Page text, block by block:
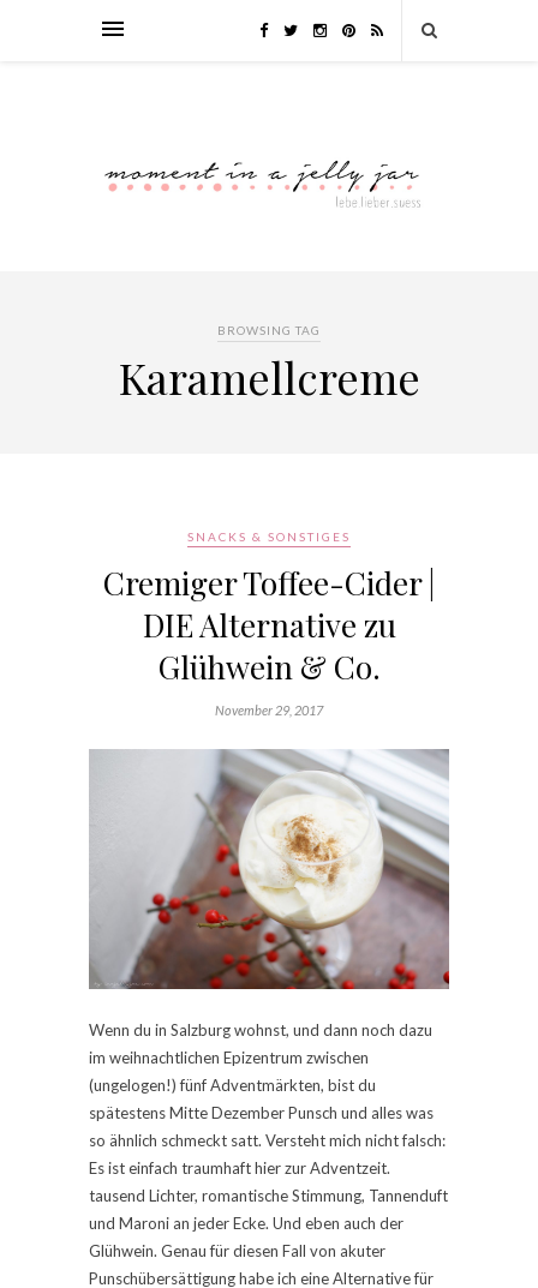
BROWSING TAG
Karamellcreme
SNACKS & SONSTIGES
Cremiger Toffee-Cider |
DIE Alternative zu
Glühwein & Co.
November 29, 2017
Wenn du in Salzburg wohnst, und dann noch dazu
im weihnachtlichen Epizentrum zwischen
(ungelogen!) fünf Adventmärkten, bist du
spätestens Mitte Dezember Punsch und alles was
so ähnlich schmeckt satt. Versteht mich nicht falsch:
Es ist einfach traumhaft hier zur Adventzeit.
tausend Lichter, romantische Stimmung, Tannenduft
und Maroni an jeder Ecke. Und eben auch der
Glühwein. Genau für diesen Fall von akuter
Punschübersättigung habe ich eine Alternative für